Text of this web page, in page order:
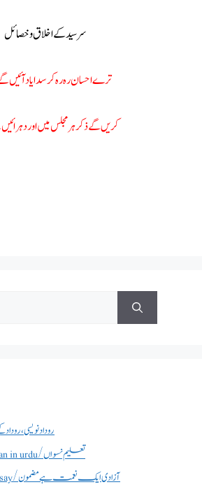
سر سید کے اخلاق و خصائل
ترے احسان رہ رہ کر سدا یاد آئیں
کریں گے ذکر ہر مجلس میں اور
روداد نویسی
essay on taleem e niswan in urdu/تعلیم نسواں
azadi aik Naimat hai essay/آزادی ایک نعمت ہے مضمون